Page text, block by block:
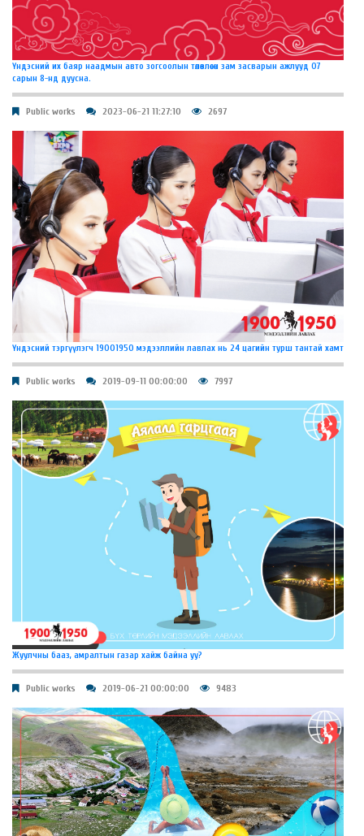
Үндэсний их баяр наадмын авто зогсоолын төлөвлөсөн зам засварын ажлууд 07
сарын 8-нд дуусна.
Public works 2023-06-21 11:27:10 2697
Үндэсний тэргүүлэгч 19001950 мэдээллийн лавлах нь 24 цагийн турш тантай хамт
Public works 2019-09-11 00:00:00 7997
Жуулчны бааз, амралтын газар хайж байна уу?
Public works 2019-06-21 00:00:00 9483